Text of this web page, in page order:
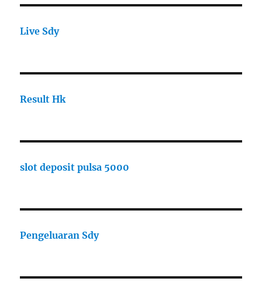
Live Sdy
Result Hk
slot deposit pulsa 5000
Pengeluaran Sdy